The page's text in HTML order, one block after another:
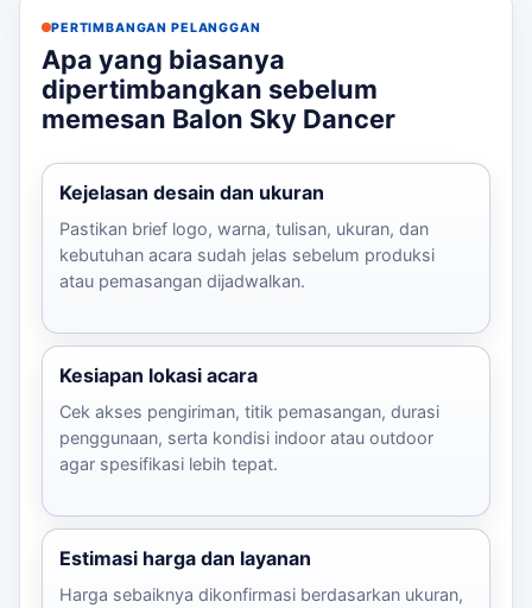
PERTIMBANGAN PELANGGAN
Apa yang biasanya
dipertimbangkan sebelum
memesan Balon Sky Dancer
Kejelasan desain dan ukuran
Pastikan brief logo, warna, tulisan, ukuran, dan
kebutuhan acara sudah jelas sebelum produksi
atau pemasangan dijadwalkan.
Kesiapan lokasi acara
Cek akses pengiriman, titik pemasangan, durasi
penggunaan, serta kondisi indoor atau outdoor
agar spesifikasi lebih tepat.
Estimasi harga dan layanan
Harga sebaiknya dikonfirmasi berdasarkan ukuran,